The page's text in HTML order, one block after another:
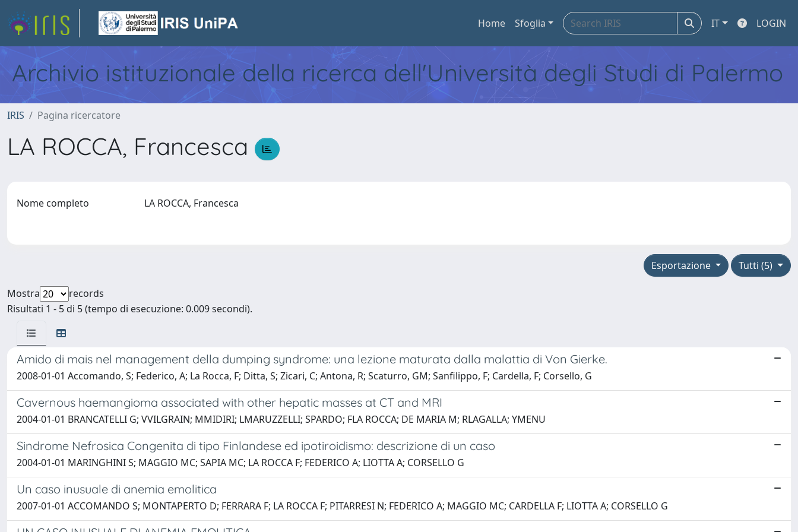
Home Sfoglia IT LOGIN
Archivio istituzionale della ricerca dell'Università degli Studi di Palermo
IRIS Pagina ricercatore
LA ROCCA, Francesca
Nome completo LA ROCCA, Francesca
Tutti (5)
Esportazione
Mostra
records
Risultati 1 - 5 di 5 (tempo di esecuzione: 0.009 secondi).
Amido di mais nel management della dumping syndrome: una lezione maturata dalla malattia di Von Gierke.
2008-01-01 Accomando, S; Federico, A; La Rocca, F; Ditta, S; Zicari, C; Antona, R; Scaturro, GM; Sanfilippo, F; Cardella, F; Corsello, G
Cavernous haemangioma associated with other hepatic masses at CT and MRI
2004-01-01 BRANCATELLI G; VVILGRAIN; MMIDIRI; LMARUZZELLI; SPARDO; FLA ROCCA; DE MARIA M; RLAGALLA; YMENU
Sindrome Nefrosica Congenita di tipo Finlandese ed ipotiroidismo: descrizione di un caso
2004-01-01 MARINGHINI S; MAGGIO MC; SAPIA MC; LA ROCCA F; FEDERICO A; LIOTTA A; CORSELLO G
Un caso inusuale di anemia emolitica
2007-01-01 ACCOMANDO S; MONTAPERTO D; FERRARA F; LA ROCCA F; PITARRESI N; FEDERICO A; MAGGIO MC; CARDELLA F; LIOTTA A; CORSELLO G